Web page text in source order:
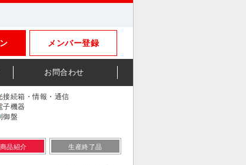
メンバー登録
お問合わせ
接続箱・情報・通信
子機器
御盤
品紹介 生産終了品